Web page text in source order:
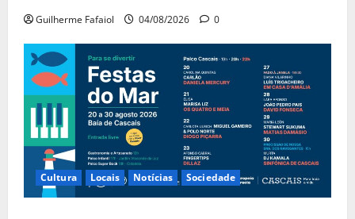
Guilherme Fafaiol 04/08/2026 0
Cultura Locais Notícias Sociedade